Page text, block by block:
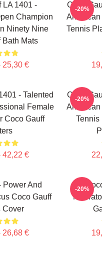
LA 1401 -
Champion
Ninety Nine
Bath Mats
25,30 €
Coco
Tennis
-20%
- Talented
Female
Coco Gauff
42,22 €
Coco
Tennis
-20%
Power And
Coco Gauff
Cover
26,68 €
-20%